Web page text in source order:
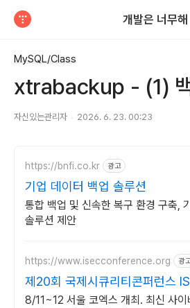
개발은 너무해
MySQL/Class
xtrabackup - (1)
자신있는관리자 2026. 6. 23. 00:23
https://bnfi.co.kr 광고
기업 데이터 백업 솔루션
통합 백업 및 신속한 복구 환경 구축,
솔루션 제안
https://www.isecconference.org 광
제20회 국제시큐리티콘퍼런스
2026
8/11~12 서울 코엑스 개최. 최신 사이